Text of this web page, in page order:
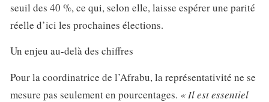
seuil des 40 %, ce qui, selon elle, laisse espérer une parité
réelle d’ici les prochaines élections.
Un enjeu au-delà des chiffres
Pour la coordinatrice de l’Afrabu, la représentativité ne se
mesure pas seulement en pourcentages. « Il est essentiel